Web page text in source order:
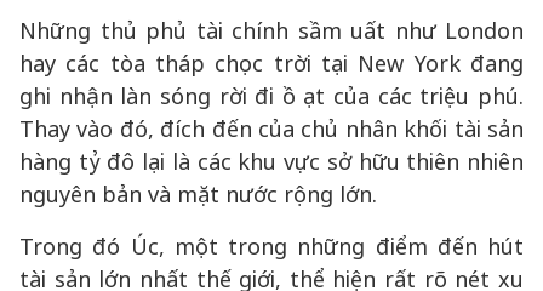
Những thủ phủ tài chính sầm uất như London
hay các tòa tháp chọc trời tại New York đang
ghi nhận làn sóng rời đi ồ ạt của các triệu phú.
Thay vào đó, đích đến của chủ nhân khối tài sản
hàng tỷ đô lại là các khu vực sở hữu thiên nhiên
nguyên bản và mặt nước rộng lớn.
Trong đó Úc, một trong những điểm đến hút
tài sản lớn nhất thế giới, thể hiện rất rõ nét xu